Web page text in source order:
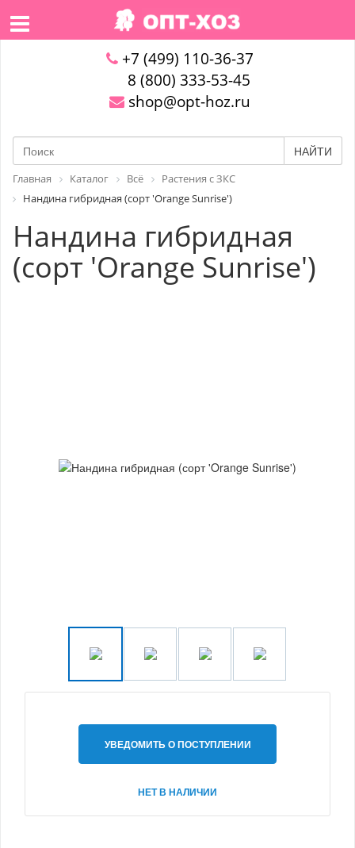
+7 (499) 110-36-37
8 (800) 333-53-45
shop@opt-hoz.ru
НАЙТИ
Главная Каталог Всё
Растения с ЗКС
Нандина гибридная (сорт 'Orange Sunrise')
Нандина гибридная
(сорт 'Orange Sunrise')
УВЕДОМИТЬ О ПОСТУПЛЕНИИ
НЕТ В НАЛИЧИИ